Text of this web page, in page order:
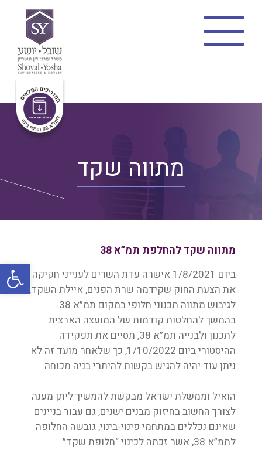
צוות
פינוי בינוי
פרויקטים
בלוג
פרופיל משרד
מתווה שקד
מתווה שקד להחלפת תמ”א 38
ביום 1/8/2021 אישרה עדת השרים לענייני חקיקה
את הצעת החוק שקידמה שרת הפנים, איילת השקד,
לגיבוש מתווה תכנוני חלופי במקום תמ”א 38.
בהמשך להחלטות קודמות של המועצה הארצית
לתכנון ולבנייה תמ”א 38, תסיים את תפקידה
ההיסטורי ביום 1/10/2022, כך שלאחר מועד זה לא
ניתן עוד יהיה להגיש בקשות להיתרי בניה מכוחה.
הואיל וממשלת ישראל מבקשת להמשיך ליתן מענה
לצורך החשוב בחיזוק מבנים ישנים, גם עבור בניינים
שאינם נכללים במתחמי פינוי-בינוי, גובשה החלופה
לתמ”א 38, אשר זכתה לכינוי “חלופת שקד”.